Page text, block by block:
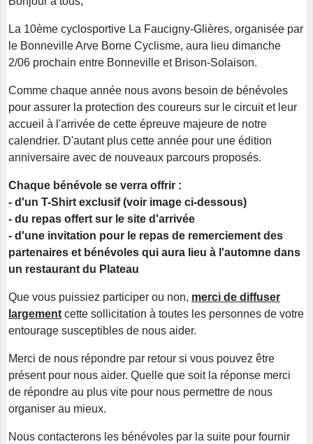
La 10ème cyclosportive La Faucigny-Glières, organisée par
le Bonneville Arve Borne Cyclisme, aura lieu dimanche
2/06 prochain entre Bonneville et Brison-Solaison.
Comme chaque année nous avons besoin de bénévoles
pour assurer la protection des coureurs sur le circuit et leur
accueil à l'arrivée de cette épreuve majeure de notre
calendrier. D'autant plus cette année pour une édition
anniversaire avec de nouveaux parcours proposés.
Chaque bénévole se verra offrir :
- d'un T-Shirt exclusif (voir image ci-dessous)
- du repas offert sur le site d'arrivée
- d'une invitation pour le repas de remerciement des
partenaires et bénévoles qui aura lieu à l'automne dans
un restaurant du Plateau
Que vous puissiez participer ou non, merci de diffuser
largement cette sollicitation à toutes les personnes de votre
entourage susceptibles de nous aider.
Merci de nous répondre par retour si vous pouvez être
présent pour nous aider. Quelle que soit la réponse merci
de répondre au plus vite pour nous permettre de nous
organiser au mieux.
Nous contacterons les bénévoles par la suite pour fournir